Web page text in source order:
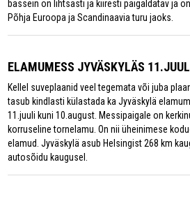
bassein on lihtsasti ja kiiresti paigaldatav ja
Põhja Euroopa ja Scandinaavia turu jaoks.
ELAMUMESS JYVÄSKYLÄS
Kellel suveplaanid veel tegemata või juba
tasub kindlasti külastada ka Jyväskylä
11.juuli kuni 10.august. Messipaigale on
korruseline tornelamu. On nii üheinimese
elamud. Jyväskylä asub Helsingist 268 km
autosõidu kaugusel.